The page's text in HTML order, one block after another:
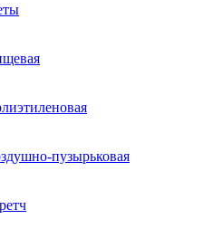
пузырьковая